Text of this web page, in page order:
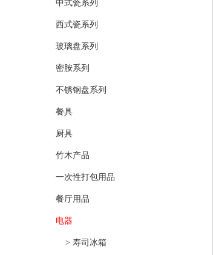
中式瓷系列
西式瓷系列
玻璃盘系列
密胺系列
不锈钢盘系列
餐具
厨具
竹木产品
一次性打包用品
餐厅用品
电器
> 寿司冰箱